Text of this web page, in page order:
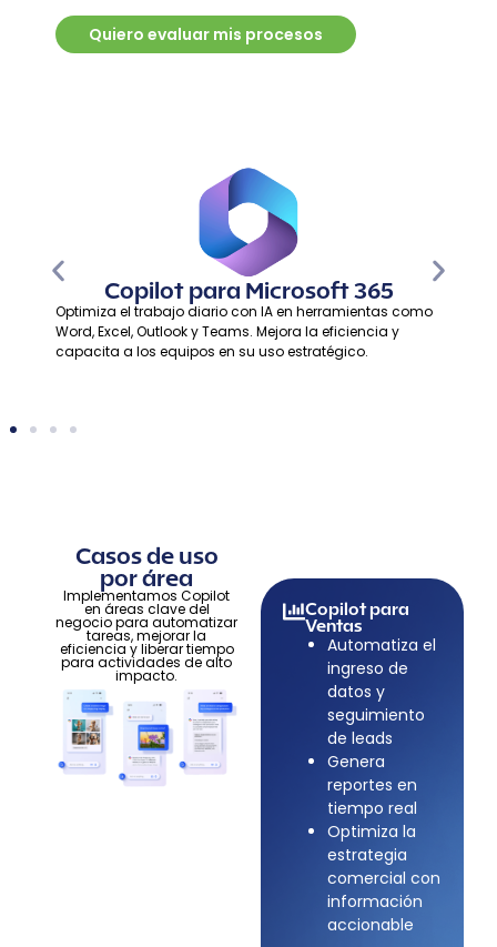
Quiero evaluar mis procesos
Copilot para Microsoft 365
Optimiza el trabajo diario con IA en herramientas como
Word, Excel, Outlook y Teams. Mejora la eficiencia y
capacita a los equipos en su uso estratégico.
Copilot para
Ventas
Automatiza el
ingreso de
datos y
seguimiento
de leads
Genera
reportes en
tiempo real
Optimiza la
estrategia
comercial con
información
accionable
Casos de uso
por área
Implementamos Copilot
en áreas clave del
negocio para automatizar
tareas, mejorar la
eficiencia y liberar tiempo
para actividades de alto
impacto.